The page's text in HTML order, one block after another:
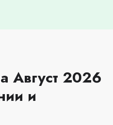
Август 2026
и